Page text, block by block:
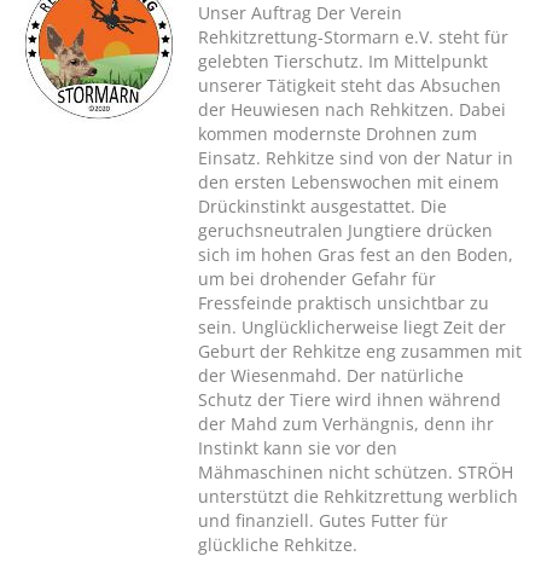
Unser Auftrag Der Verein
Rehkitzrettung-Stormarn e.V. steht für
gelebten Tierschutz. Im Mittelpunkt
unserer Tätigkeit steht das Absuchen
der Heuwiesen nach Rehkitzen. Dabei
kommen modernste Drohnen zum
Einsatz. Rehkitze sind von der Natur in
den ersten Lebenswochen mit einem
Drückinstinkt ausgestattet. Die
geruchsneutralen Jungtiere drücken
sich im hohen Gras fest an den Boden,
um bei drohender Gefahr für
Fressfeinde praktisch unsichtbar zu
sein. Unglücklicherweise liegt Zeit der
Geburt der Rehkitze eng zusammen mit
der Wiesenmahd. Der natürliche
Schutz der Tiere wird ihnen während
der Mahd zum Verhängnis, denn ihr
Instinkt kann sie vor den
Mähmaschinen nicht schützen. STRÖH
unterstützt die Rehkitzrettung werblich
und finanziell. Gutes Futter für
glückliche Rehkitze.